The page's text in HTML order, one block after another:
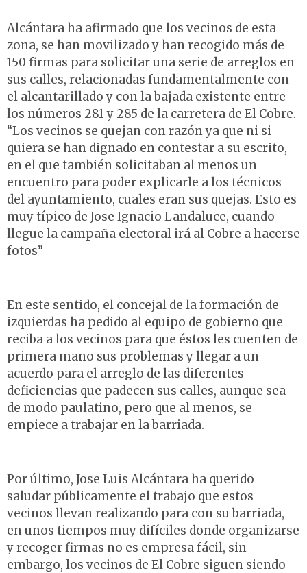
Alcántara ha afirmado que los vecinos de esta
zona, se han movilizado y han recogido más de
150 firmas para solicitar una serie de arreglos en
sus calles, relacionadas fundamentalmente con
el alcantarillado y con la bajada existente entre
los números 281 y 285 de la carretera de El Cobre.
“Los vecinos se quejan con razón ya que ni si
quiera se han dignado en contestar a su escrito,
en el que también solicitaban al menos un
encuentro para poder explicarle a los técnicos
del ayuntamiento, cuales eran sus quejas. Esto es
muy típico de Jose Ignacio Landaluce, cuando
llegue la campaña electoral irá al Cobre a hacerse
fotos”
En este sentido, el concejal de la formación de
izquierdas ha pedido al equipo de gobierno que
reciba a los vecinos para que éstos les cuenten de
primera mano sus problemas y llegar a un
acuerdo para el arreglo de las diferentes
deficiencias que padecen sus calles, aunque sea
de modo paulatino, pero que al menos, se
empiece a trabajar en la barriada.
Por último, Jose Luis Alcántara ha querido
saludar públicamente el trabajo que estos
vecinos llevan realizando para con su barriada,
en unos tiempos muy difíciles donde organizarse
y recoger firmas no es empresa fácil, sin
embargo, los vecinos de El Cobre siguen siendo